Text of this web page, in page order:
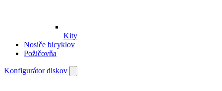
Kity
Nosiče bicyklov
Požičovňa
Konfigurátor diskov
vyhľadávanie
Môj
účet